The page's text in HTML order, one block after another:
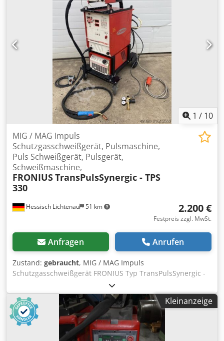
Kreuztisch 1 KD1500 WIG-Drahtvorschub 1 Standard-
Schwenkkopf-Schweißbrenner für Einzeldrähte Komplett
mit allen zugehörigen Anschlusskabeln und
Schlauchpaketen 1 10-Tonnen-Drehtisch 1 Schwerlast-
Säulen- und Auslegersystem (4x3) Kann optional mit einem
3-Tonnen-Hohlspindelkopf für horizontale
Auftragsschweißung geliefert und integriert werden. TPS
kann bei Bedarf eine zusätzliche Installation weltweit
separat anbieten.
1 / 10
Hessisch Lichtenau 51 km
MIG / MAG Impuls
Schutzgasschweißgerät, Pulsmaschine,
Puls Schweißgerät, Pulsgerät,
Schweißmaschine,
FRONIUSTransPulsSynergic - TPS
330
2.200 €
Festpreis zzgl. MwSt.
Anfragen Anrufen
Zustand: gebraucht, MIG / MAG Impuls
Schutzgasschweißgerät FRONIUS Typ TransPulsSynergic -
TPS 330 Art.- Nr: 4.075 Serien. Nr. Baujahr ca. 2000
Leistung 330 Amp. = 50% ED 300 Amp. = 60% ED 210 Amp.
= 100% ED Einstellbereich stufenlos Leerlaufspannung ca.
50 Volt Leerlaufspannung ca. 30 Volt Netzanschluß 400
Volt, 50 Hz, 32 Amp. Stecker - Digitalanzeige für Spannung
und Stromstärke - Pulsschweiseinrichtung - verschiedene
Kleinanzeige